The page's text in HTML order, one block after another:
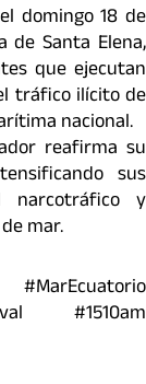
domingo 18 de
Santa Elena,
que ejecutan
tráfico ilícito de
nacional.
reafirma su
sus
y
mar.
#1510am